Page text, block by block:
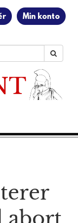
Min konto